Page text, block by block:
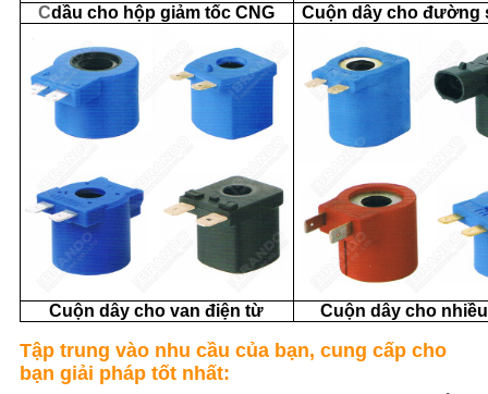
Cdầu cho hộp giảm tốc CNG Cuộn dây cho đường
Cuộn dây cho van điện từ Cuộn dây cho
Tập trung vào nhu cầu của bạn, cung cấp cho
bạn giải pháp tốt nhất: